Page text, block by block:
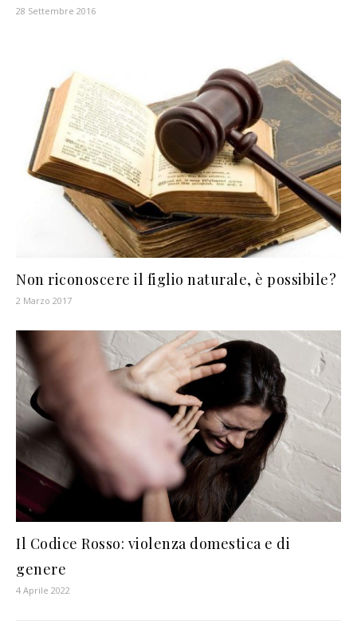
28 Settembre 2016
Non riconoscere il figlio naturale, è possibile?
2 Marzo 2017
Il Codice Rosso: violenza domestica e di
genere
4 Aprile 2022